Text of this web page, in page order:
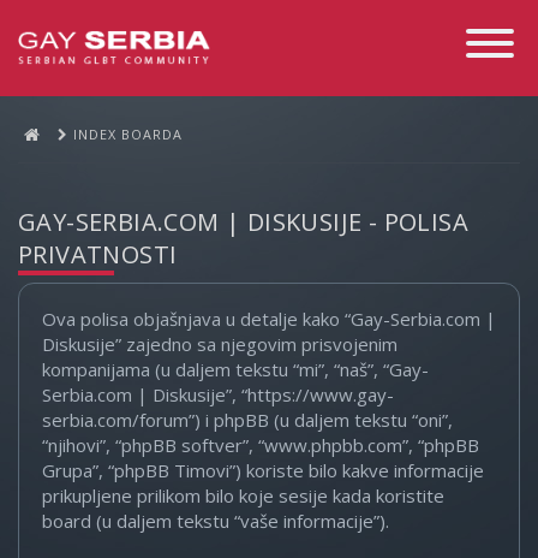
Toggle
INDEX BOARDA
GAY-SERBIA.COM | DISKUSIJE - POLISA
PRIVATNOSTI
Ova polisa objašnjava u detalje kako “Gay-Serbia.com |
Diskusije” zajedno sa njegovim prisvojenim
kompanijama (u daljem tekstu “mi”, “naš”, “Gay-
Serbia.com | Diskusije”, “https://www.gay-
serbia.com/forum”) i phpBB (u daljem tekstu “oni”,
“njihovi”, “phpBB softver”, “www.phpbb.com”, “phpBB
Grupa”, “phpBB Timovi”) koriste bilo kakve informacije
prikupljene prilikom bilo koje sesije kada koristite
board (u daljem tekstu “vaše informacije”).